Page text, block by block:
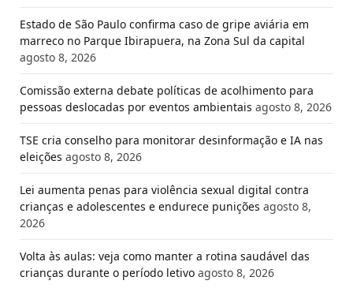
Estado de São Paulo confirma caso de gripe aviária em
marreco no Parque Ibirapuera, na Zona Sul da capital
agosto 8, 2026
Comissão externa debate políticas de acolhimento para
pessoas deslocadas por eventos ambientais agosto 8, 2026
TSE cria conselho para monitorar desinformação e IA nas
eleições agosto 8, 2026
Lei aumenta penas para violência sexual digital contra
crianças e adolescentes e endurece punições agosto 8,
2026
Volta às aulas: veja como manter a rotina saudável das
crianças durante o período letivo agosto 8, 2026